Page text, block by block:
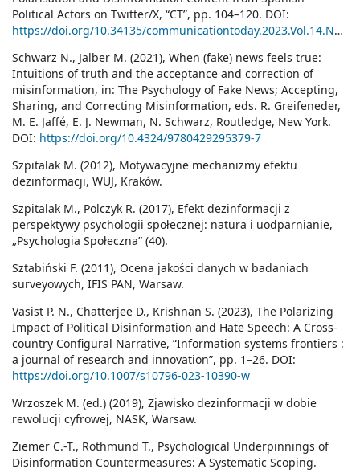
Political Actors on Twitter/X, “CT”, pp. 104–120. DOI:
https://doi.org/10.34135/communicationtoday.2023.Vol.14.No.2.8
Schwarz N., Jalber M. (2021), When (fake) news feels true:
Intuitions of truth and the acceptance and correction of
misinformation, in: The Psychology of Fake News; Accepting,
Sharing, and Correcting Misinformation, eds. R. Greifeneder,
M. E. Jaffé, E. J. Newman, N. Schwarz, Routledge, New York.
DOI: https://doi.org/10.4324/9780429295379-7
Szpitalak M. (2012), Motywacyjne mechanizmy efektu
dezinformacji, WUJ, Kraków.
Szpitalak M., Polczyk R. (2017), Efekt dezinformacji z
perspektywy psychologii społecznej: natura i uodparnianie,
„Psychologia Społeczna” (40).
Sztabiński F. (2011), Ocena jakości danych w badaniach
surveyowych, IFIS PAN, Warsaw.
Vasist P. N., Chatterjee D., Krishnan S. (2023), The Polarizing
Impact of Political Disinformation and Hate Speech: A Cross-
country Configural Narrative, “Information systems frontiers :
a journal of research and innovation”, pp. 1–26. DOI:
https://doi.org/10.1007/s10796-023-10390-w
Wrzoszek M. (ed.) (2019), Zjawisko dezinformacji w dobie
rewolucji cyfrowej, NASK, Warsaw.
Ziemer C.-T., Rothmund T., Psychological Underpinnings of
Disinformation Countermeasures: A Systematic Scoping.